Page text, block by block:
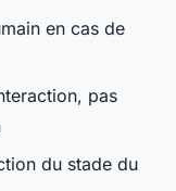
en cas de
pas
du stade du